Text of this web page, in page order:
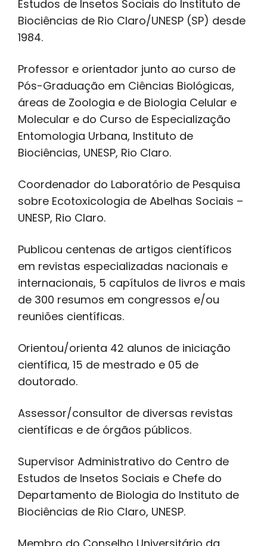
Estudos de Insetos Sociais do Instituto de
Biociências de Rio Claro/UNESP (SP) desde
1984.
Professor e orientador junto ao curso de
Pós-Graduação em Ciências Biológicas,
áreas de Zoologia e de Biologia Celular e
Molecular e do Curso de Especialização
Entomologia Urbana, Instituto de
Biociências, UNESP, Rio Claro.
Coordenador do Laboratório de Pesquisa
sobre Ecotoxicologia de Abelhas Sociais –
UNESP, Rio Claro.
Publicou centenas de artigos científicos
em revistas especializadas nacionais e
internacionais, 5 capítulos de livros e mais
de 300 resumos em congressos e/ou
reuniões científicas.
Orientou/orienta 42 alunos de iniciação
científica, 15 de mestrado e 05 de
doutorado.
Assessor/consultor de diversas revistas
científicas e de órgãos públicos.
Supervisor Administrativo do Centro de
Estudos de Insetos Sociais e Chefe do
Departamento de Biologia do Instituto de
Biociências de Rio Claro, UNESP.